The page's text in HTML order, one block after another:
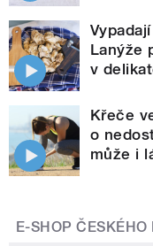
Lanýže
v
Křeče
o
může i
E-SHOP ČESKÉHO